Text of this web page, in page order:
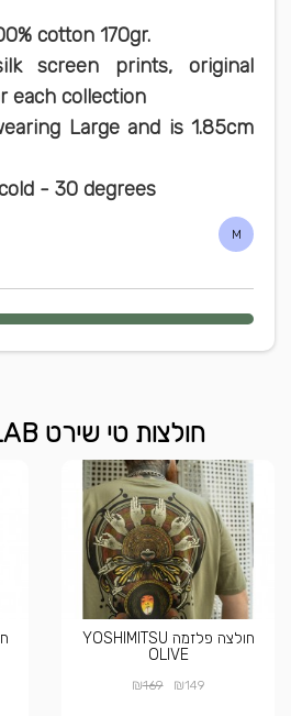
cotton 170gr.
screen prints, original
each collection
Large and is 1.85cm
- 30 degrees
M
חולצות טי שירט PLAZMALAB
חולצה פלזמה YOSHIMITSU
OLIVE
₪149
₪169